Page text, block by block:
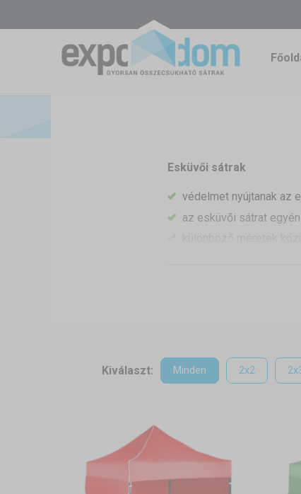
Esküvői sátrak
védelmet nyújtanak az
az esküvői sátrat
biztonságos fedél a
A sátorváz
akkor az ugyancsak
tartóoszlopokkal. A
rögzítheti.
Összeszerelés,
Kiválaszt: Minden 2x2